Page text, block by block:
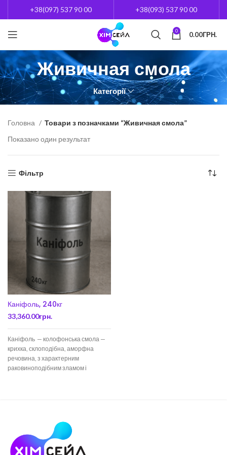
+38(097) 537 90 00 +38(093) 537 90 00
0 0.00ГРН.
Живичная смола
Категорії
Головна
Товари з позначками “Живичная смола”
Показано один результат
Фільтр
Каніфоль, 240кг
33,360.00грн.
Каніфоль — колофонська смола —
крихка, склоподібна, аморфна
речовина, з характерним
раковиноподібним зламом і